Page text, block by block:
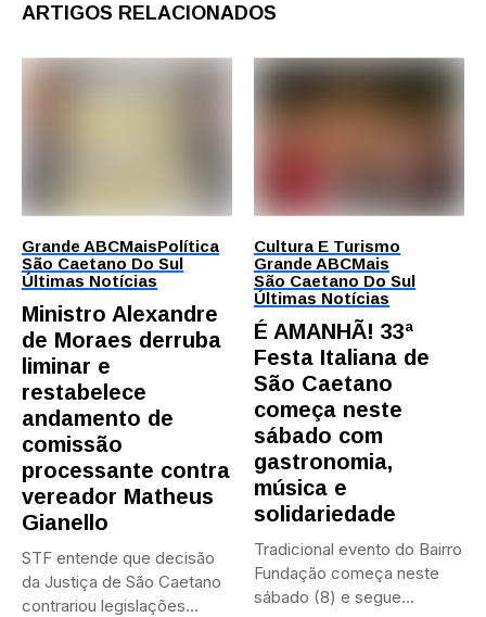
ARTIGOS RELACIONADOS
Grande ABCMaisPolítica
São Caetano Do Sul
Últimas Notícias
Ministro Alexandre
de Moraes derruba
liminar e
restabelece
andamento de
comissão
processante contra
vereador Matheus
Gianello
STF entende que decisão
da Justiça de São Caetano
contrariou legislações
Cultura E Turismo
Grande ABCMais
São Caetano Do Sul
Últimas Notícias
É AMANHÃ! 33ª
Festa Italiana de
São Caetano
começa neste
sábado com
gastronomia,
música e
solidariedade
Tradicional evento do Bairro
Fundação começa neste
sábado (8) e segue